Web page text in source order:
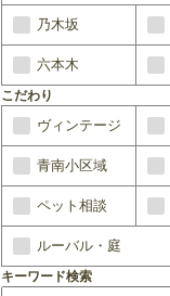
乃木坂
六本木
こだわり
ヴィンテージ
青南小区域
ペット相談
ルーバル・庭
キーワード検索